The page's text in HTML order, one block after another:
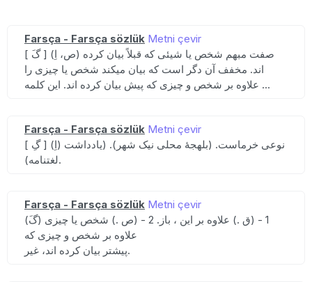
Farsça - Farsça sözlük Metni çevir
[ گَ ] (ص، اِ) صفت مبهم شخص یا شیئی که قبلاً بیان کرده
اند. مخفف آن دگر است که بیان میکند شخص یا چیزی را
علاوه بر شخص و چیزی که پیش بیان کرده اند. این کلمه ...
Farsça - Farsça sözlük Metni çevir
[ گِ ] (اِ) نوعی خرماست. (بلهجهٔ محلی نیک شهر). (یادداشت
لغتنامه).
Farsça - Farsça sözlük Metni çevir
(گَ) 1 - (ق .) علاوه بر این ، باز. 2 - (ص .) شخص یا چیزی
علاوه بر شخص و چیزی که
پیشتر بیان کرده اند، غیر.